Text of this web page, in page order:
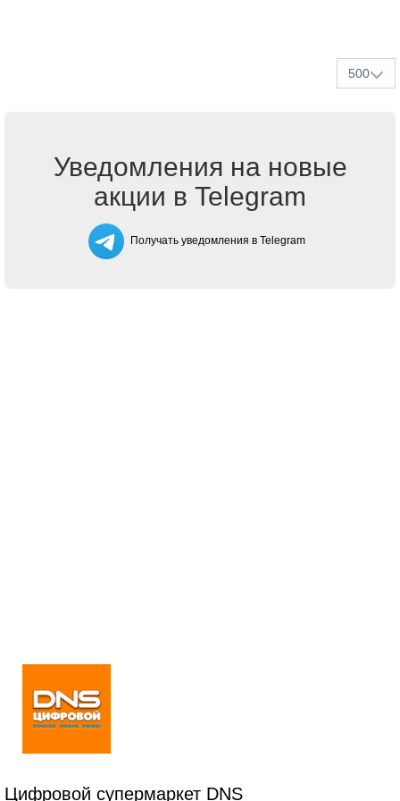
500
Уведомления на новые
акции в Telegram
Получать уведомления в Telegram
Цифровой супермаркет DNS